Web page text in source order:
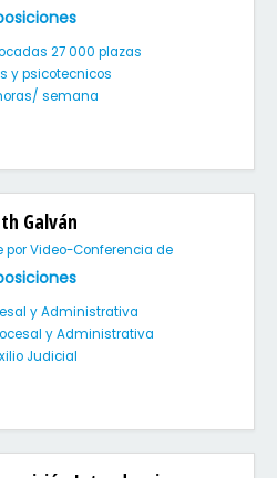
27 000 plazas
y psicotecnicos
semana
Galván
por Video-Conferencia de
y Administrativa
y Administrativa
Judicial